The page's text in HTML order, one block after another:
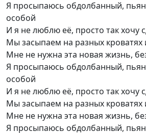
Я просыпаюсь обдолбанный,
особой
И я не люблю её, просто так хочу
Мы засыпаем на разных кроватях
Мне не нужна эта новая жизнь,
Я просыпаюсь обдолбанный,
особой
И я не люблю её, просто так хочу
Мы засыпаем на разных кроватях
Мне не нужна эта новая жизнь,
Я просыпаюсь обдолбанный,